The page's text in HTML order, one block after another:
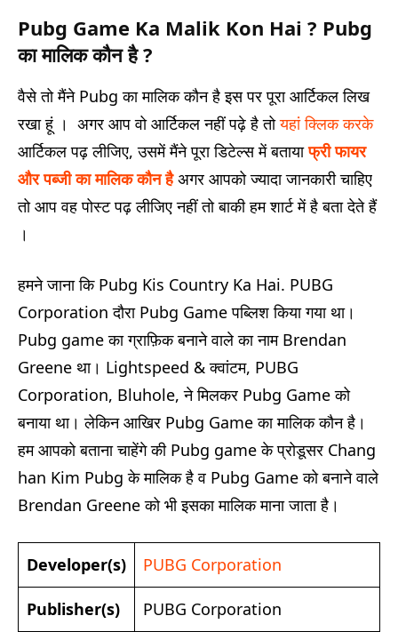
Pubg Game Ka Malik Kon Hai ? Pubg
का मालिक कौन है ?
वैसे तो मैंने Pubg का मालिक कौन है इस पर पूरा आर्टिकल लिख
रखा हूं । अगर आप वो आर्टिकल नहीं पढ़े है तोयहां क्लिक करके
आर्टिकल पढ़ लीजिए, उसमें मैंने पूरा डिटेल्स में बतायाफ्री फायर
और पब्जी का मालिक कौन हैअगर आपको ज्यादा जानकारी चाहिए
तो आप वह पोस्ट पढ़ लीजिए नहीं तो बाकी हम शार्ट में है बता देते हैं
।
हमने जाना कि Pubg Kis Country Ka Hai. PUBG
Corporation दौरा Pubg Game पब्लिश किया गया था।
Pubg game का ग्राफ़िक बनाने वाले का नाम Brendan
Greene था। Lightspeed & क्वांटम, PUBG
Corporation, Bluhole, ने मिलकर Pubg Game को
बनाया था। लेकिन आखिर Pubg Game का मालिक कौन है।
हम आपको बताना चाहेंगे की Pubg game के प्रोडूसर Chang
han Kim Pubg के मालिक है व Pubg Game को बनाने वाले
Brendan Greene को भी इसका मालिक माना जाता है।
Developer(s) PUBG Corporation
Publisher(s) PUBG Corporation